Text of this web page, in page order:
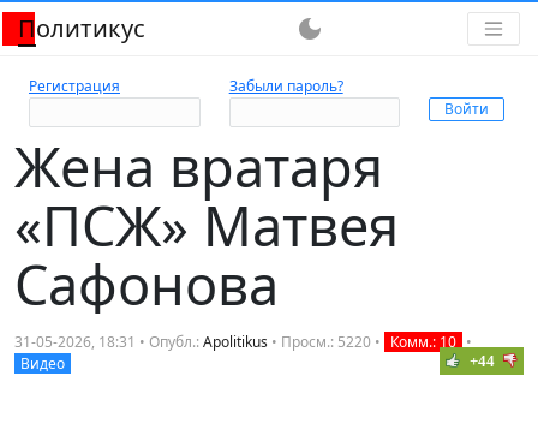
Политикус dark_mode
Регистрация Забыли пароль?
Жена вратаря
«ПСЖ» Матвея
Сафонова
31-05-2026, 18:31 • Опубл.:Apolitikus • Просм.: 5220 • Комм.: 10 •
Видео
+44